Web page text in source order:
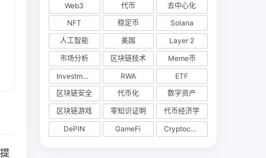
Web3
代币
去中心化
NFT
稳定币
Solana
人工智能
美国
Layer 2
市场分析
区块链技术
Meme币
Investments
RWA
ETF
区块链安全
代币化
数字资产
区块链游戏
零知识证明
代币经济学
DePIN
GameFi Cryptocurrency Exchange